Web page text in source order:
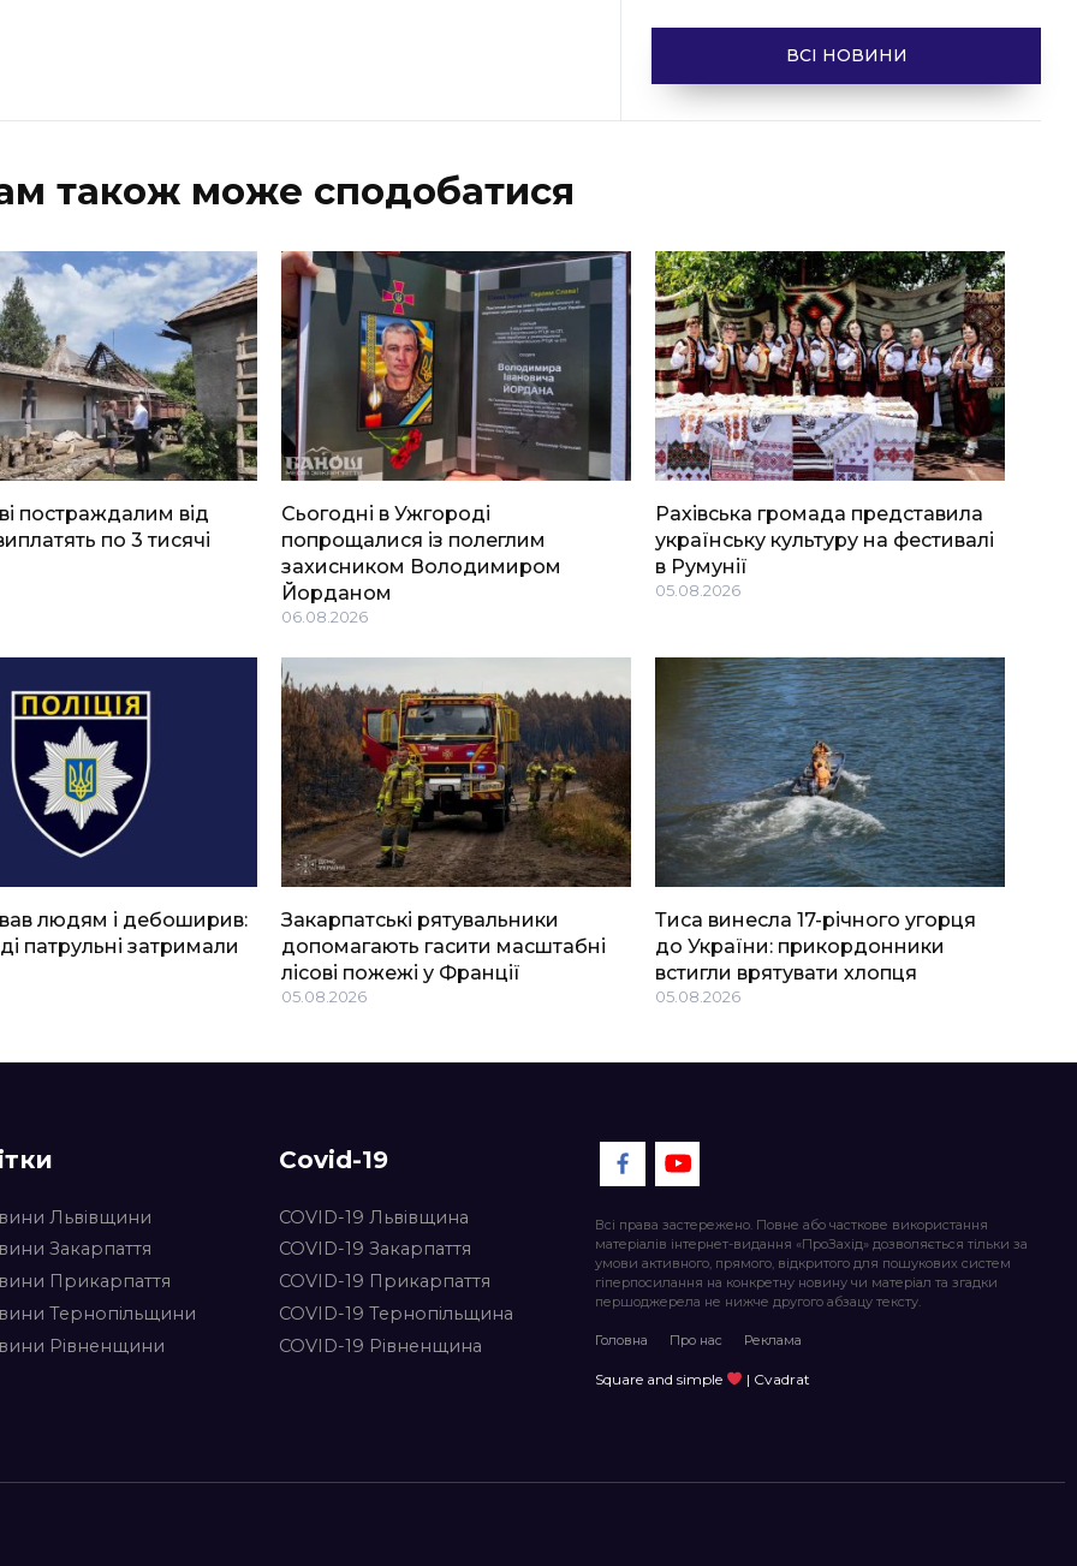
ВСІ НОВИНИ
також може сподобатися
постраждалим від
по 3 тисячі
Сьогодні в Ужгороді
попрощалися із полеглим
захисником Володимиром
Йорданом
06.08.2026
Рахівська громада представила
українську культуру на фестивалі
в Румунії
05.08.2026
людям і дебоширив:
патрульні затримали
Закарпатські рятувальники
допомагають гасити масштабні
лісові пожежі у Франції
05.08.2026
Тиса винесла 17-річного угорця
до України: прикордонники
встигли врятувати хлопця
05.08.2026
Львівщини
Закарпаття
Прикарпаття
Тернопільщини
Рівненщини
Covid-19
COVID-19 Львівщина
COVID-19 Закарпаття
COVID-19 Прикарпаття
COVID-19 Тернопільщина
COVID-19 Рівненщина
Всі права застережено. Повне або часткове використання
матеріалів інтернет-видання «ПроЗахід» дозволяється тільки за
умови активного, прямого, відкритого для пошукових систем
гіперпосилання на конкретну новину чи матеріал та згадки
першоджерела не нижче другого абзацу тексту.
Головна Про нас Реклама
Square and simple | Cvadrat